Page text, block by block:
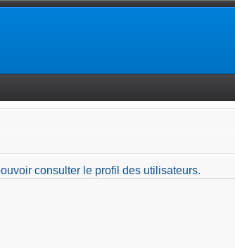
consulter le profil des utilisateurs.